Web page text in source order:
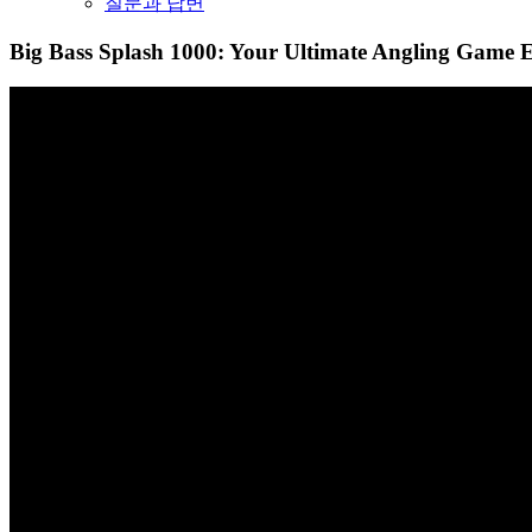
Big Bass Splash 1000: Your Ultimate Angling Game